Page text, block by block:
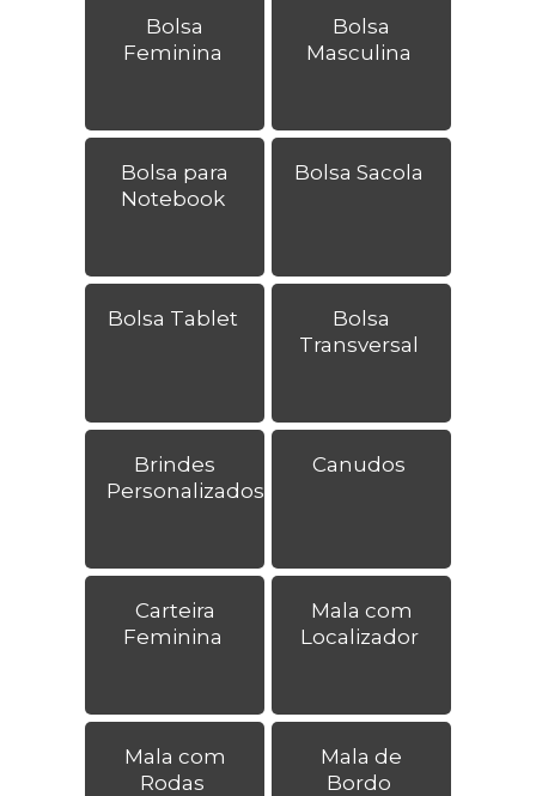
Bolsa
Feminina
Bolsa
Masculina
Bolsa para
Notebook
Bolsa Sacola
Bolsa Tablet
Bolsa
Transversal
Brindes
Personalizados
Canudos
Carteira
Feminina
Mala com
Localizador
Mala com
Rodas
Mala de
Bordo